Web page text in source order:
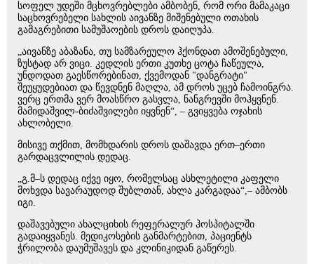
სოფელ უდეში მცხოვრებლები ამბობენ, რომ ორი მამაკაცი
საცხოვრებელი სახლის აივანზე მიშენებული ოთახის
გამაგრებითი სამუშაოების დროს დაიღუპა.
„აივანზე აბაზანა, თუ სამზარეულო ჰქონდათ ამოშენებული,
ზუსტად არ ვიცი. კედლის ერთი კუთხე ცოტა ჩაწეულა,
უნდოდათ გაესწორებინათ, ქვემოდან "დანგრატი"
შეუყუდებიათ და წევდნენ მაღლა, ამ დროს უცებ ჩამოინგრა.
ვერც ერთმა ვერ მოასწრო გასვლა, ნანგრევში მოჰყვნენ.
მამიდაშვილ-ბიძაშვილები იყვნენ“, – გვიყვება ოჯახის
ახლობელი.
მისივე თქმით, მომხდარის დროს დაშავდა ერთ–ერთი
გარდაცვლილის დედაც.
„გ.მ–ს დედაც იქვე იყო, რომელსაც ასხლეტილი კაფელი
მოხვდა სავარაუდოდ შუბლთან, ახლა კარგადაა“,– ამბობს
იგი.
დაშავებული ახალციხის რეფერალურ ჰოსპიტალში
გადაიყვანეს. მედიკოსების განმარტებით, პაციენტს
ჭრილობა დაუმუშავეს და კლინიკიდან გაწერეს.